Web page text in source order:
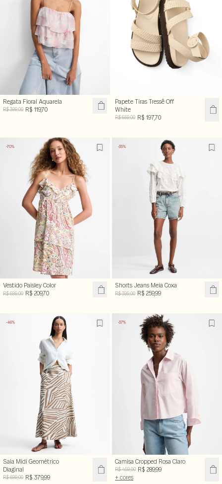
Regata Floral Aquarela
R$ 399,00 R$ 119,70
Papete Tiras Tressê Off
White
R$ 659,00 R$ 197,70
-70%
Vestido Paisley Color
R$ 699,00 R$ 209,70
-35%
Shorts Jeans Meia Coxa
R$ 399,00 R$ 259,99
-46%
Saia Midi Geométrico
Diaginal
R$ 699,00 R$ 379,99
-37%
Camisa Cropped Rosa Claro
R$ 459,00 R$ 289,99
+ cores